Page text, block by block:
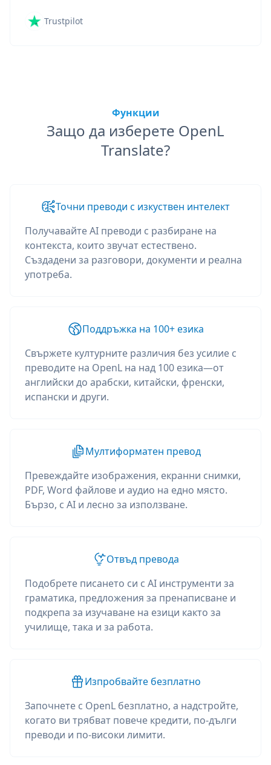
Trustpilot
Функции
Защо да изберете OpenL
Translate?
Точни преводи с изкуствен интелект
Получавайте AI преводи с разбиране на
контекста, които звучат естествено.
Създадени за разговори, документи и реална
употреба.
Поддръжка на 100+ езика
Свържете културните различия без усилие с
преводите на OpenL на над 100 езика—от
английски до арабски, китайски, френски,
испански и други.
Мултиформатен превод
Превеждайте изображения, екранни снимки,
PDF, Word файлове и аудио на едно място.
Бързо, с AI и лесно за използване.
Отвъд превода
Подобрете писането си с AI инструменти за
граматика, предложения за пренаписване и
подкрепа за изучаване на езици както за
училище, така и за работа.
Изпробвайте безплатно
Започнете с OpenL безплатно, а надстройте,
когато ви трябват повече кредити, по-дълги
преводи и по-високи лимити.